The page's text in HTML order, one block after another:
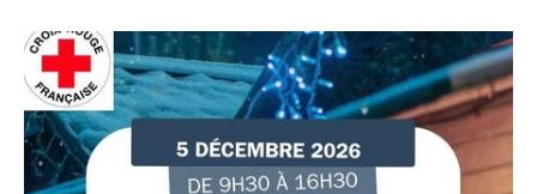
Participez aux actions de la Croix Rouge Française locale
et venez rencontrer l'équipe des bénévoles. De bonnes
affaires sur le marché avant l'arrivée des fêtes.